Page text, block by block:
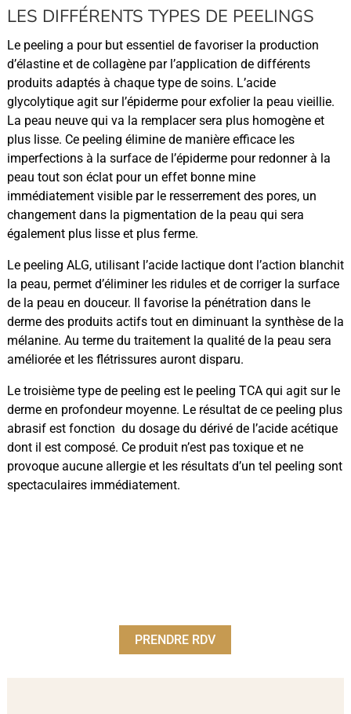
LES DIFFÉRENTS TYPES DE PEELINGS
Le peeling a pour but essentiel de favoriser la production
d’élastine et de collagène par l’application de différents
produits adaptés à chaque type de soins. L’acide
glycolytique agit sur l’épiderme pour exfolier la peau vieillie.
La peau neuve qui va la remplacer sera plus homogène et
plus lisse. Ce peeling élimine de manière efficace les
imperfections à la surface de l’épiderme pour redonner à la
peau tout son éclat pour un effet bonne mine
immédiatement visible par le resserrement des pores, un
changement dans la pigmentation de la peau qui sera
également plus lisse et plus ferme.
Le peeling ALG, utilisant l’acide lactique dont l’action blanchit
la peau, permet d’éliminer les ridules et de corriger la surface
de la peau en douceur. Il favorise la pénétration dans le
derme des produits actifs tout en diminuant la synthèse de la
mélanine. Au terme du traitement la qualité de la peau sera
améliorée et les flétrissures auront disparu.
Le troisième type de peeling est le peeling TCA qui agit sur le
derme en profondeur moyenne. Le résultat de ce peeling plus
abrasif est fonction du dosage du dérivé de l’acide acétique
dont il est composé. Ce produit n’est pas toxique et ne
provoque aucune allergie et les résultats d’un tel peeling sont
spectaculaires immédiatement.
PRENDRE RDV